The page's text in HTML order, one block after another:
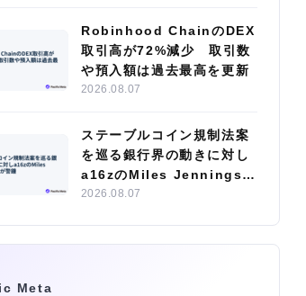
Robinhood ChainのDEX
取引高が72%減少 取引数
や預入額は過去最高を更新
2026.08.07
ステーブルコイン規制法案
を巡る銀行界の動きに対し
a16zのMiles Jennings氏
が警鐘
2026.08.07
Meta